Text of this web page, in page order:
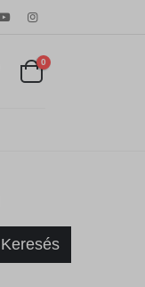
0
Keresés